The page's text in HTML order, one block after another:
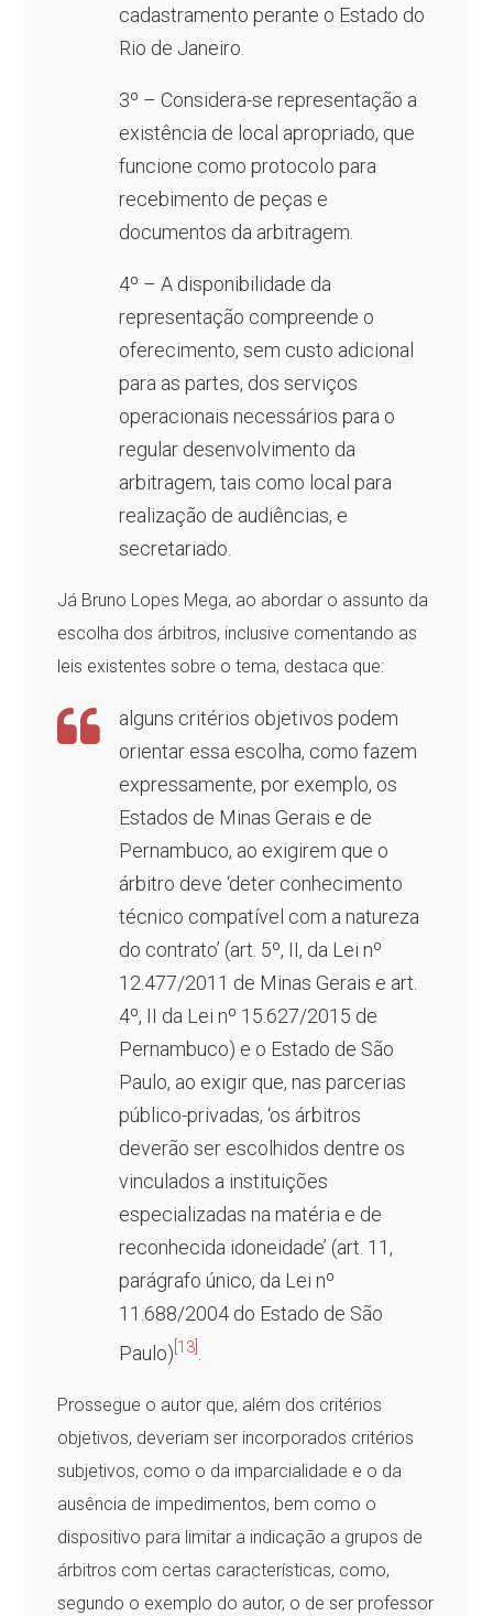
cadastramento perante o Estado do
Rio de Janeiro.
3º – Considera-se representação a
existência de local apropriado, que
funcione como protocolo para
recebimento de peças e
documentos da arbitragem.
4º – A disponibilidade da
representação compreende o
oferecimento, sem custo adicional
para as partes, dos serviços
operacionais necessários para o
regular desenvolvimento da
arbitragem, tais como local para
realização de audiências, e
secretariado.
Já Bruno Lopes Mega, ao abordar o assunto da
escolha dos árbitros, inclusive comentando as
leis existentes sobre o tema, destaca que:
alguns critérios objetivos podem
orientar essa escolha, como fazem
expressamente, por exemplo, os
Estados de Minas Gerais e de
Pernambuco, ao exigirem que o
árbitro deve ‘deter conhecimento
técnico compatível com a natureza
do contrato’ (art. 5º, II, da Lei nº
12.477/2011 de Minas Gerais e art.
4º, II da Lei nº 15.627/2015 de
Pernambuco) e o Estado de São
Paulo, ao exigir que, nas parcerias
público-privadas, ‘os árbitros
deverão ser escolhidos dentre os
vinculados a instituições
especializadas na matéria e de
reconhecida idoneidade’ (art. 11,
parágrafo único, da Lei nº
11.688/2004 do Estado de São
Paulo) [13]
Prossegue o autor que, além dos critérios
objetivos, deveriam ser incorporados critérios
subjetivos, como o da imparcialidade e o da
ausência de impedimentos, bem como o
dispositivo para limitar a indicação a grupos de
árbitros com certas características, como,
segundo o exemplo do autor, o de ser professor